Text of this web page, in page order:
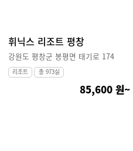
휘닉스 리조트 평창
강원도 평창군 봉평면 태기로 174
리조트 총 973실
85,600 원~